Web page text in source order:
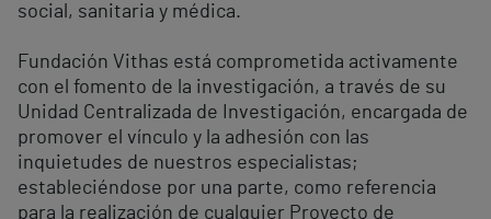
social, sanitaria y médica.
Fundación Vithas está comprometida activamente
con el fomento de la investigación, a través de su
Unidad Centralizada de Investigación, encargada de
promover el vínculo y la adhesión con las
inquietudes de nuestros especialistas;
estableciéndose por una parte, como referencia
para la realización de cualquier Proyecto de